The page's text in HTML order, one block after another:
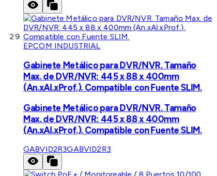
EPCOM INDUSTRIAL
Gabinete Metálico para DVR/NVR. Tamaño
Max. de DVR/NVR: 445 x 88 x 400mm
(An.xAl.xProf.). Compatible con Fuente SLIM.
Gabinete Metálico para DVR/NVR. Tamaño
Max. de DVR/NVR: 445 x 88 x 400mm
(An.xAl.xProf.). Compatible con Fuente SLIM.
GABVID2R3GABVID2R3